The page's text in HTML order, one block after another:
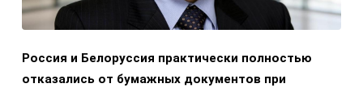
Россия и Белоруссия практически полностью
отказались от бумажных документов при